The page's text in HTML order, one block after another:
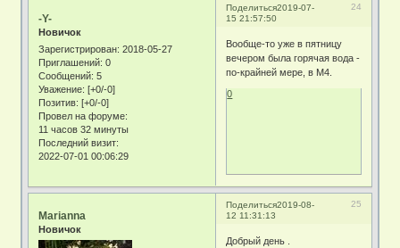
Поделиться 24
2019-07-
15 21:57:50
-Y-
Новичок
Зарегистрирован: 2018-05-27
Приглашений: 0
Сообщений: 5
Уважение: [+0/-0]
Позитив: [+0/-0]
Провел на форуме:
11 часов 32 минуты
Последний визит:
2022-07-01 00:06:29
Вообще-то уже в пятницу
вечером была горячая вода -
по-крайней мере, в М4.
0
Поделиться 25
2019-08-
12 11:31:13
Marianna
Новичок
Добрый день .